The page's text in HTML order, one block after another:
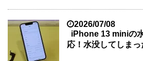
2026/07/08
iPhone 13 miniの
応！水没してしま